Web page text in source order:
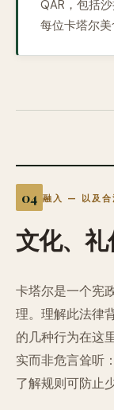
QAR，包括
每位卡塔尔美
融入 — 以及合
文化、
卡塔尔是一个宪
理。理解此法律
的几种行为在这
实而非危言耸听
了解规则可防止